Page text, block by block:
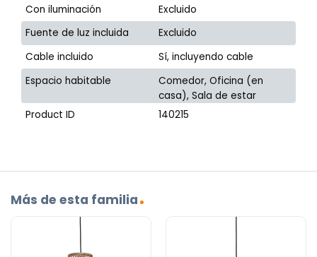
Con iluminación
Excluido
Fuente de luz incluida
Excluido
Cable incluido
Sí, incluyendo cable
Espacio habitable
Comedor, Oficina (en
casa), Sala de estar
Product ID
140215
Más de esta familia